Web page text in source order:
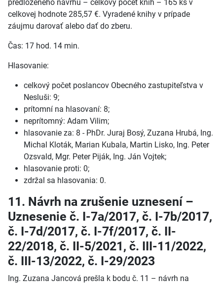
predloženého návrhu – celkový počet kníh – 165 ks v
celkovej hodnote 285,57 €. Vyradené knihy v prípade
záujmu darovať alebo dať do zberu.
Čas: 17 hod. 14 min.
Hlasovanie:
celkový počet poslancov Obecného zastupiteľstva v
Nesluši: 9;
prítomní na hlasovaní: 8;
neprítomný: Adam Vilim;
hlasovanie za: 8 - PhDr. Juraj Bosý, Zuzana Hrubá, Ing.
Michal Kloták, Marian Kubala, Martin Lisko, Ing. Peter
Ozsvald, Mgr. Peter Piják, Ing. Ján Vojtek;
hlasovanie proti: 0;
zdržal sa hlasovania: 0.
11. Návrh na zrušenie uznesení –
Uznesenie č. I-7a/2017, č. I-7b/2017,
č. I-7d/2017, č. I-7f/2017, č. II-
22/2018, č. II-5/2021, č. III-11/2022,
č. III-13/2022, č. I-29/2023
Ing. Zuzana Jancová prešla k bodu č. 11 – návrh na